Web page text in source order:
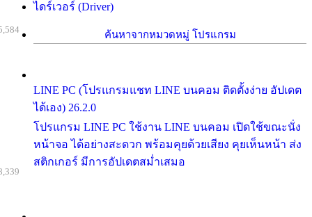
ไดร์เวอร์ (Driver)
ค้นหาจากหมวดหมู่ โปรแกรม
LINE PC (โปรแกรมแชท LINE บนคอม ติดตั้งง่าย อัปเดต
ได้เอง) 26.2.0
โปรแกรม LINE PC ใช้งาน LINE บนคอม เปิดใช้ขณะนั่ง
หน้าจอ ได้อย่างสะดวก พร้อมคุยด้วยเสียง คุยเห็นหน้า ส่ง
สติกเกอร์ มีการอัปเดตสม่ำเสมอ